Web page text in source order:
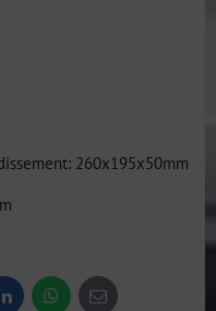
260x195x50mm
LinkedInWhatsApp
E-